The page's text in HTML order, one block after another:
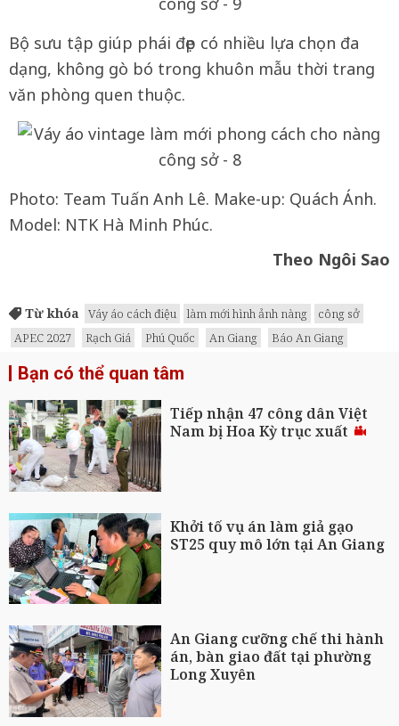
Bộ sưu tập giúp phái đẹp có nhiều lựa chọn đa
dạng, không gò bó trong khuôn mẫu thời trang
văn phòng quen thuộc.
Photo: Team Tuấn Anh Lê. Make-up: Quách Ánh.
Model: NTK Hà Minh Phúc.
Theo Ngôi Sao
Từ khóa Váy áo cách điệu làm mới hình ảnh nàng
công sở
APEC 2027
Rạch Giá Phú Quốc An Giang Báo An Giang
Bạn có thể quan tâm
Tiếp nhận 47 công dân Việt
Nam bị Hoa Kỳ trục xuất
Khởi tố vụ án làm giả gạo
ST25 quy mô lớn tại An Giang
An Giang cưỡng chế thi hành
án, bàn giao đất tại phường
Long Xuyên